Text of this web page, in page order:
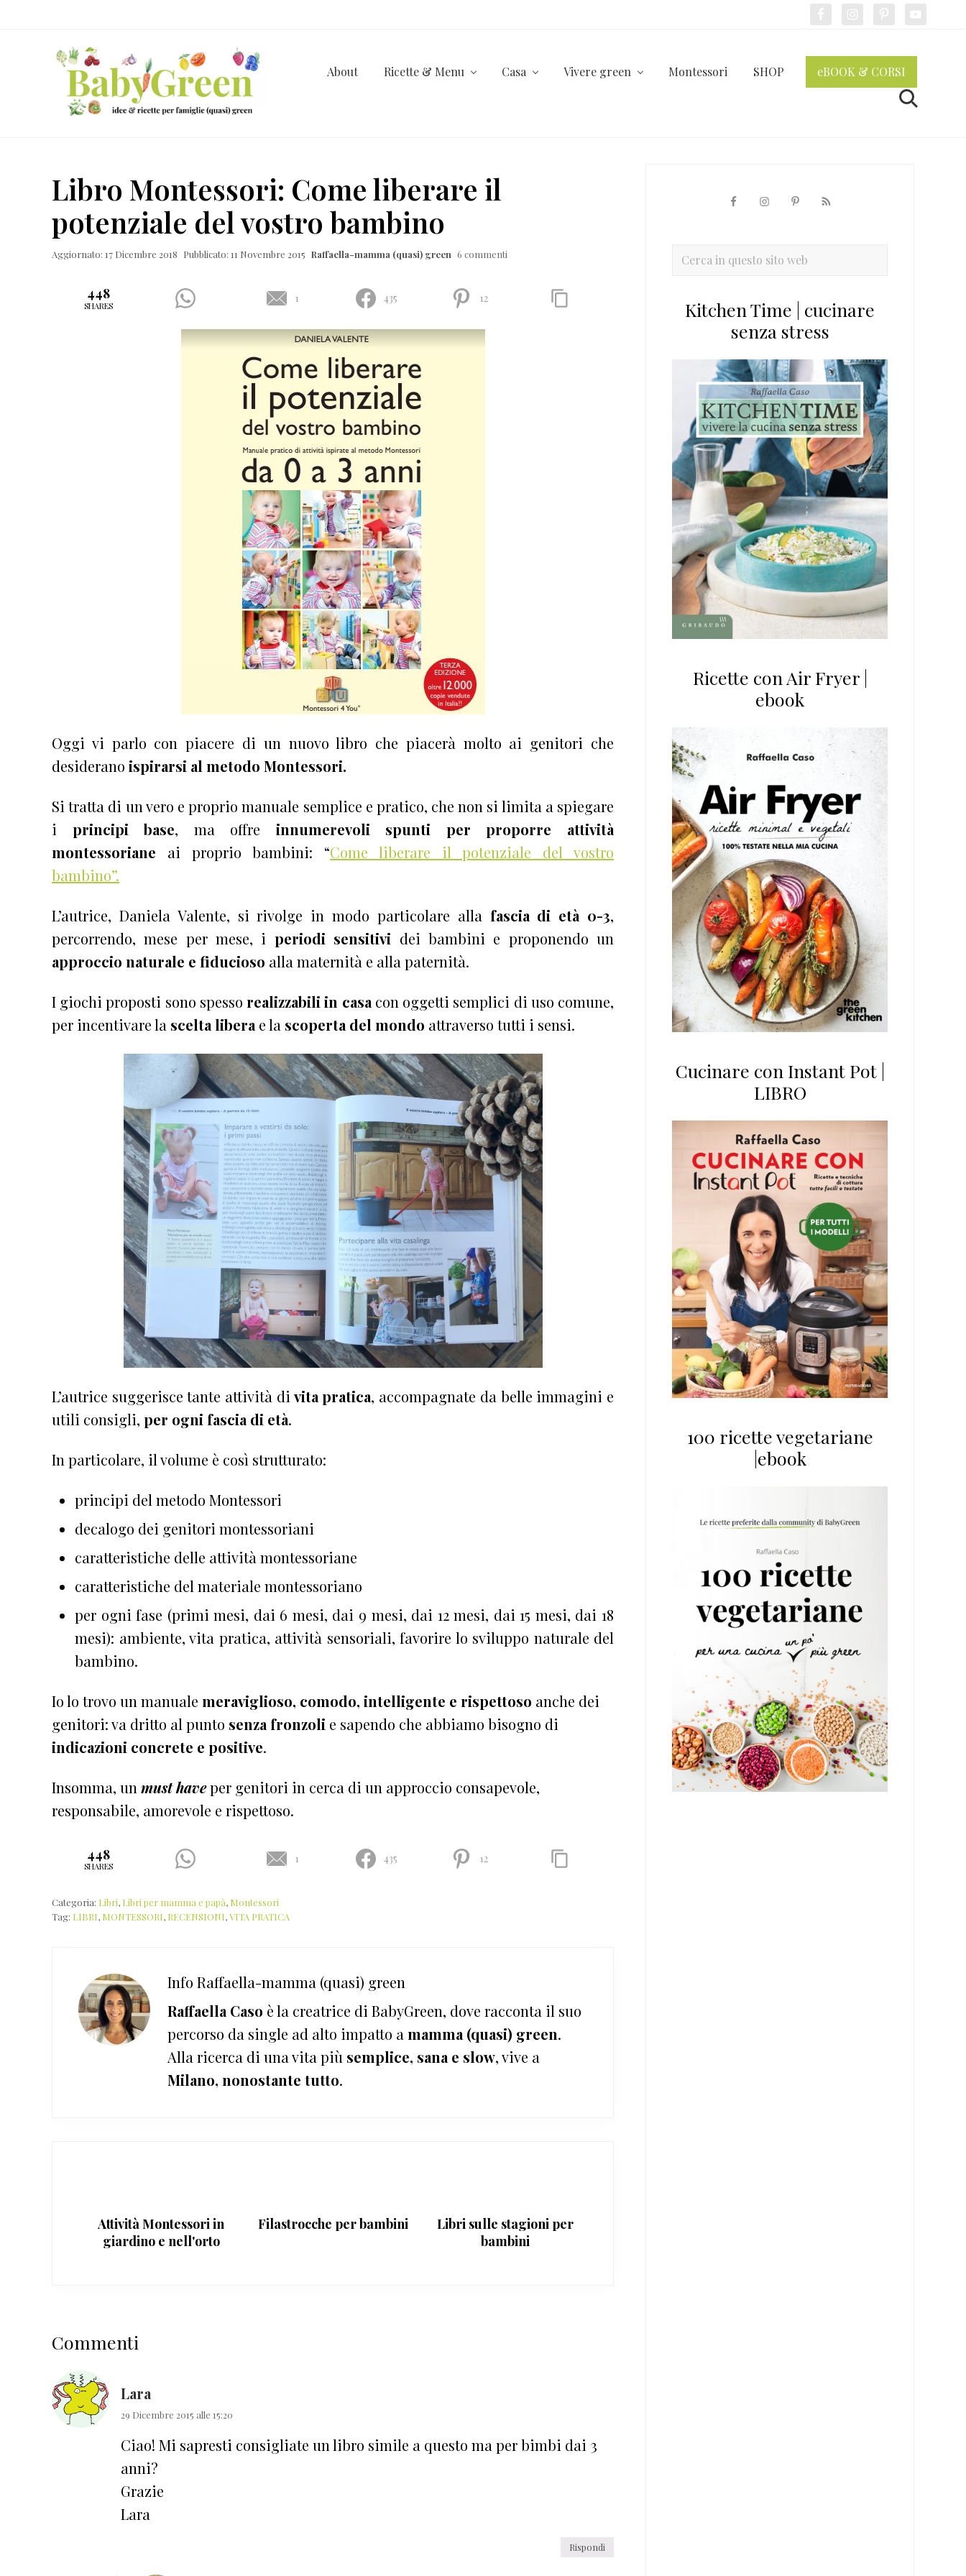
ricette
per
famiglie
(quasi)
About Ricette & Menu Casa Vivere green Montessori SHOP eBOOK & CORSI
Cerca
Libro Montessori: Come liberare il
potenziale del vostro bambino
Aggiornato: 17 Dicembre 2018 Pubblicato: 11 Novembre 2015 Raffaella-mamma (quasi) green 6 commenti
448
SHARES
1 435 12
Oggi vi parlo con piacere di un nuovo libro che piacerà molto ai genitori che
desiderano ispirarsi al metodo Montessori.
Si tratta di un vero e proprio manuale semplice e pratico, che non si limita a spiegare
i principi base, ma offre innumerevoli spunti per proporre attività
montessoriane ai proprio bambini: “Come liberare il potenziale del vostro
bambino”.
L’autrice, Daniela Valente, si rivolge in modo particolare alla fascia di età 0-3,
percorrendo, mese per mese, i periodi sensitivi dei bambini e proponendo un
approccio naturale e fiducioso alla maternità e alla paternità.
I giochi proposti sono spessorealizzabili in casa con oggetti semplici di uso comune,
per incentivare la scelta libera e la scoperta del mondo attraverso tutti i sensi.
L’autrice suggerisce tante attività di vita pratica, accompagnate da belle immagini e
utili consigli, per ogni fascia di età.
In particolare, il volume è così strutturato:
principi del metodo Montessori
decalogo dei genitori montessoriani
caratteristiche delle attività montessoriane
caratteristiche del materiale montessoriano
per ogni fase (primi mesi, dai 6 mesi, dai 9 mesi, dai 12 mesi, dai 15 mesi, dai 18
mesi): ambiente, vita pratica, attività sensoriali, favorire lo sviluppo naturale del
bambino.
Io lo trovo un manuale meraviglioso, comodo, intelligente e rispettoso anche dei
genitori: va dritto al punto senza fronzoli e sapendo che abbiamo bisogno di
indicazioni concrete e positive.
Insomma, un must haveper genitori in cerca di un approccio consapevole,
responsabile, amorevole e rispettoso.
448
SHARES
1 435 12
Categoria: Libri, Libri per mamma e papà, Montessori
Tag: LIBRI, MONTESSORI, RECENSIONI,VITA PRATICA
Info Raffaella-mamma (quasi) green
Raffaella Caso è la creatrice di BabyGreen, dove racconta il suo
percorso da single ad alto impatto a mamma (quasi) green.
Alla ricerca di una vita più semplice, sana e slow, vive a
Milano, nonostante tutto.
Attività Montessori in
giardino e nell'orto
Filastrocche per bambini
Libri sulle stagioni per
bambini
del
lettore
Commenti
Lara
29 Dicembre 2015 alle 15:20
Ciao! Mi sapresti consigliate un libro simile a questo ma per bimbi dai 3
anni?
Grazie
Lara
Rispondi
primaria
Cerca
sitoKitchen Time | cucinare
senza stress
Ricette con Air Fryer |
ebook
Cucinare con Instant Pot |
LIBRO
100 ricette vegetariane
|ebook